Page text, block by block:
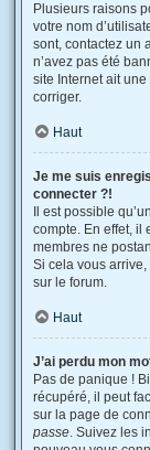
Plusieurs raisons
votre nom
sont, contactez un
n’avez pas été
site Internet ait
corriger.
Haut
Je me suis
connecter ?!
Il est possible
compte. En effet, il
membres ne
Si cela vous
sur le forum.
Haut
J’ai perdu mon
Pas de panique !
récupéré, il peut
sur la page de
passe. Suivez les